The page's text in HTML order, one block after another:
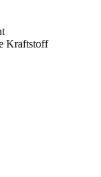
Kraftstoff